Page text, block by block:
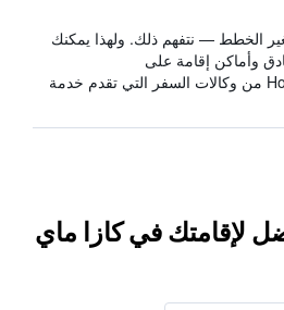
الخطط — نتفهم ذلك. ولهذا يمكنك
وأماكن إقامة على
HotelsCombined من وكالات السفر التي تقدم خدمة
لإقامتك في كازا ماي